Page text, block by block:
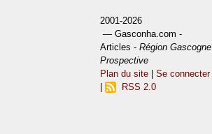
2001-2026
— Gasconha.com -
Articles -Région Gascogne
Prospective
Plan du site |Se connecter
RSS 2.0